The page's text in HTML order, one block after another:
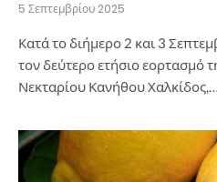
5 Σεπτεμβρίου 2025
Κατά το διήμερο 2 και 3
τον δεύτερο ετήσιο εορτασμό
Νεκταρίου Κανήθου Χαλκίδος,…